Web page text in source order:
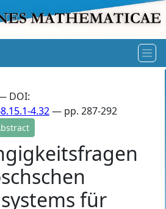
DOI:
4.32— pp. 287-292
für